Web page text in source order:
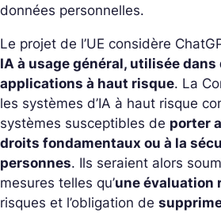
données personnelles.
Le projet de l’UE considère
IA à usage général, utilisée dans
applications à haut risque. La
les systèmes d’IA à haut risque
systèmes susceptibles de porter
droits fondamentaux ou à la
personnes. Ils seraient alors
mesures telles qu’une évaluation
risques et l’obligation de